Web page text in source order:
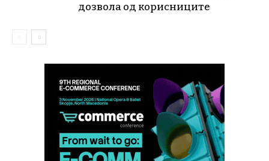
дозвола од корисниците